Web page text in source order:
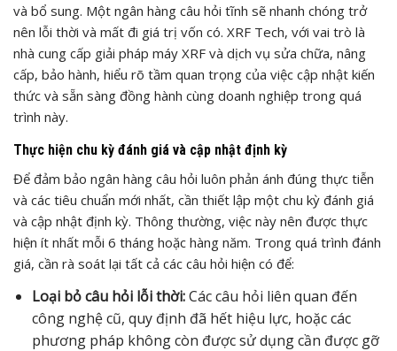
và bổ sung. Một ngân hàng câu hỏi tĩnh sẽ nhanh chóng trở
nên lỗi thời và mất đi giá trị vốn có. XRF Tech, với vai trò là
nhà cung cấp giải pháp máy XRF và dịch vụ sửa chữa, nâng
cấp, bảo hành, hiểu rõ tầm quan trọng của việc cập nhật kiến
thức và sẵn sàng đồng hành cùng doanh nghiệp trong quá
trình này.
Thực hiện chu kỳ đánh giá và cập nhật định kỳ
Để đảm bảo ngân hàng câu hỏi luôn phản ánh đúng thực tiễn
và các tiêu chuẩn mới nhất, cần thiết lập một chu kỳ đánh giá
và cập nhật định kỳ. Thông thường, việc này nên được thực
hiện ít nhất mỗi 6 tháng hoặc hàng năm. Trong quá trình đánh
giá, cần rà soát lại tất cả các câu hỏi hiện có để:
Loại bỏ câu hỏi lỗi thời:Các câu hỏi liên quan đến
công nghệ cũ, quy định đã hết hiệu lực, hoặc các
phương pháp không còn được sử dụng cần được gỡ